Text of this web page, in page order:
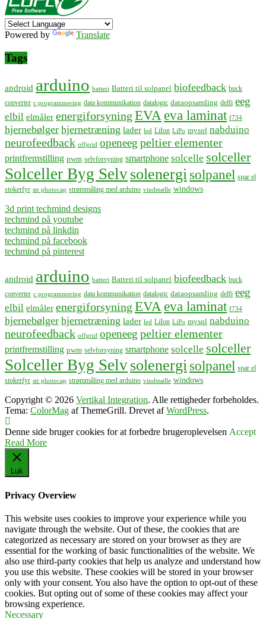
Powered by Translate
Tags
android arduino batteri Batteri til solpanel biofeedback buck
converter c programmering data kommunikation datalogic dataopsamling delfi eeg
elbil elmåler energiforsyning EVA eva laminat f734
hjernebølger hjernetræning lader led LiIon LiPo mysql nabduino
neurofeedback offgrid openeeg peltier elementer
printfremstilling pwm selvforsyning smartphone solcelle solceller
Solceller Byg Selvsolenergisolpanel spar el
stokerfyr str photocap strømmåling med arduino vindmølle windows
3d print techmind designs
techmind på youtube
techmind på linkdin
techmind på facebook
techmind på pinterest
android arduino batteri Batteri til solpanel biofeedback buck
converter c programmering data kommunikation datalogic dataopsamling delfi eeg
elbil elmåler energiforsyning EVA eva laminat f734
hjernebølger hjernetræning lader led LiIon LiPo mysql nabduino
neurofeedback offgrid openeeg peltier elementer
printfremstilling pwm selvforsyning smartphone solcelle solceller
Solceller Byg Selvsolenergisolpanel spar el
stokerfyr str photocap strømmåling med arduino vindmølle windows
Copyright © 2026 Vertikal Integration. Alle rettigheder forbeholdes.
Tema: ColorMag af ThemeGrill. Drevet afWordPress.
Denne side bruger cookies for at forbedre brugeroplevelsen Accept
Read More
Luk
Privacy Overview
This website uses cookies to improve your experience while you
navigate through the website. Out of these, the cookies that are
categorized as necessary are stored on your browser as they are
essential for the working of basic functionalities of the website. We
also use third-party cookies that help us analyze and understand how
you use this website. These cookies will be stored in your browser
only with your consent. You also have the option to opt-out of these
cookies. But opting out of some of these cookies may affect your
browsing experience.
Necessary